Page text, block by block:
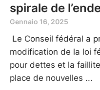
spirale de
Gennaio 16, 2025
Le Conseil fédéral a
modification de la loi
pour dettes et la
place de nouvelles